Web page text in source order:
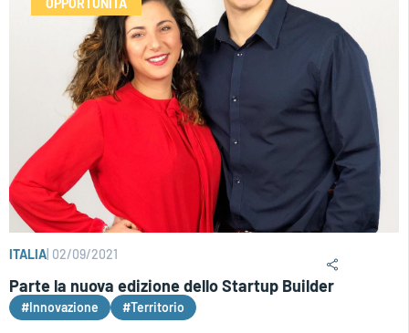
OPPORTUNITÀ
ITALIA 02/09/2021
Parte la nuova edizione dello Startup Builder
#Innovazione #Territorio